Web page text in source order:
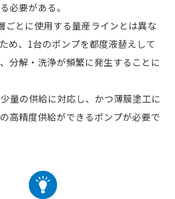
必要がある。
ごとに使用する量産ラインとは異な
め、1台のポンプを都度液替えして
分解・洗浄が頻繁に発生することに
量の供給に対応し、かつ薄膜塗工に
高精度供給ができるポンプが必要で